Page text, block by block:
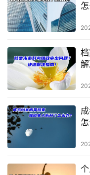
怎
解
怎